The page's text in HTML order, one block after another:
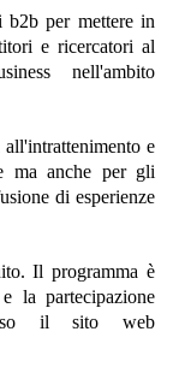
per mettere in
e ricercatori al
nell'ambito
all'intrattenimento e
ma anche per gli
di esperienze
Il programma è
la partecipazione
il sito web